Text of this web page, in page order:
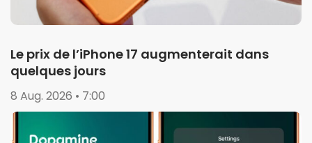
Le prix de l’iPhone 17 augmenterait dans
quelques jours
8 Aug. 2026 • 7:00